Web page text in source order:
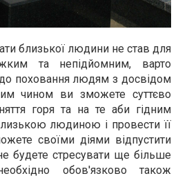
близької людини не став для
та непідйомним, варто
до поховання людям з досвідом
чином ви зможете суттєво
горя та на те аби гідним
людиною і провести її
своїми діями відпустити
будете стресувати ще більше
обов'язково також